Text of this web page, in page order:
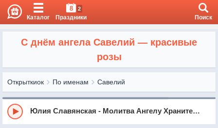
Каталог
8 2
Праздники Поиск
С днём ангела Савелий — красивые
розы
Открыткиок По именам Савелий
Юлия Славянская - Молитва Ангелу Хранителю